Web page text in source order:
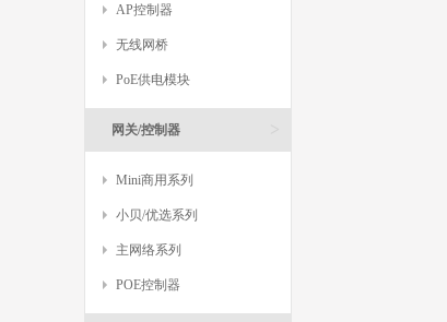
AP控制器
无线网桥
PoE供电模块
网关/控制器
Mini商用系列
小贝/优选系列
主网络系列
POE控制器